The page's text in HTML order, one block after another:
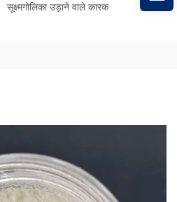
सूक्ष्मगोलिका उड़ाने वाले कारक